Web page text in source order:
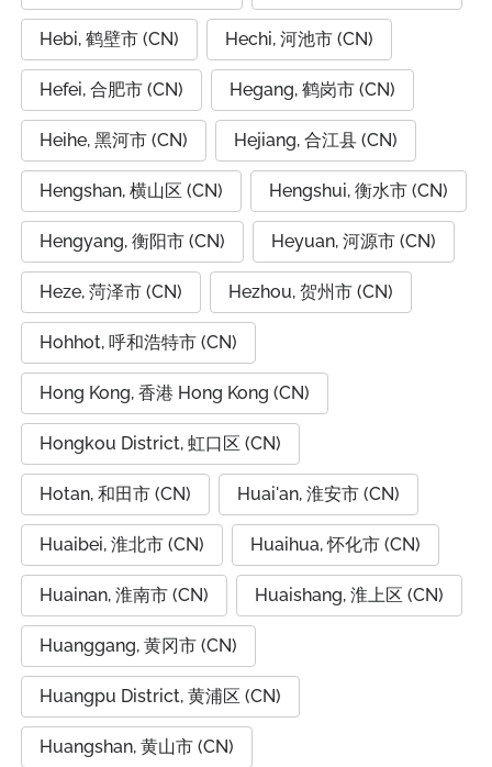
Hebi, 鹤壁市 (CN) Hechi, 河池市 (CN)
Hefei, 合肥市 (CN) Hegang, 鹤岗市 (CN)
Heihe, 黑河市 (CN) Hejiang, 合江县 (CN)
Hengshan, 横山区 (CN) Hengshui, 衡水市 (CN)
Hengyang, 衡阳市 (CN) Heyuan, 河源市 (CN)
Heze, 菏泽市 (CN) Hezhou, 贺州市 (CN)
Hohhot, 呼和浩特市 (CN)
Hong Kong, 香港 Hong Kong (CN)
Hongkou District, 虹口区 (CN)
Hotan, 和田市 (CN) Huai'an, 淮安市 (CN)
Huaibei, 淮北市 (CN) Huaihua, 怀化市 (CN)
Huainan, 淮南市 (CN) Huaishang, 淮上区 (CN)
Huanggang, 黄冈市 (CN)
Huangpu District, 黄浦区 (CN)
Huangshan, 黄山市 (CN)